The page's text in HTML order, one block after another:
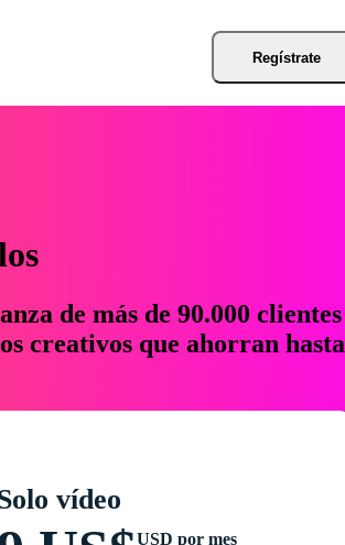
Regístrate
de más de 90.000 clientes
creativos que ahorran hasta
vídeo
USD por mes